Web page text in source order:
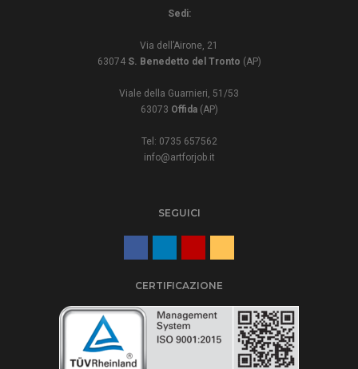
Sedi:
Via dell’Airone, 21
63074 S. Benedetto del Tronto (AP)
Viale della Guarnieri, 51/53
63073 Offida(AP)
Tel: 0735 657562
info@artforjob.it
SEGUICI
CERTIFICAZIONE